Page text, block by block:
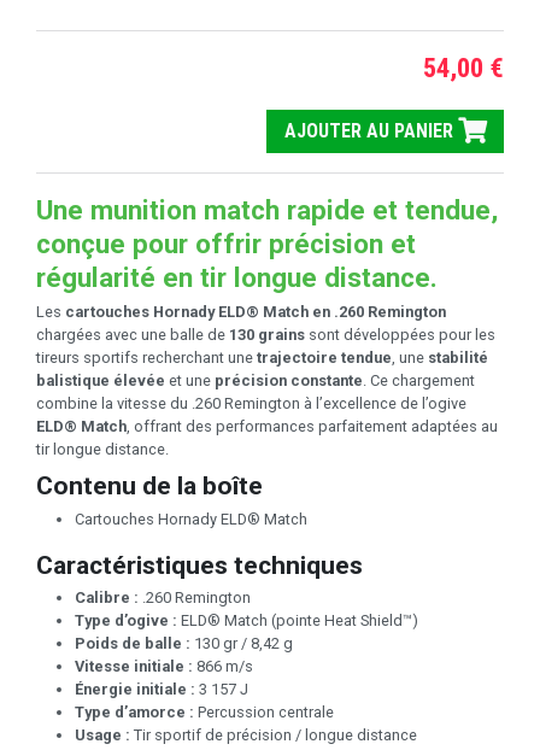
54,00 €
AJOUTER AU PANIER
Une munition match rapide et tendue,
conçue pour offrir précision et
régularité en tir longue distance.
Les cartouches Hornady ELD® Match en .260 Remington
chargées avec une balle de 130 grains sont développées pour les
tireurs sportifs recherchant une trajectoire tendue , une stabilité
balistique élevée et une précision constante . Ce chargement
combine la vitesse du .260 Remington à l’excellence de l’ogive
ELD® Match , offrant des performances parfaitement adaptées au
tir longue distance.
Contenu de la boîte
Cartouches Hornady ELD® Match
Caractéristiques techniques
Calibre : .260 Remington
Type d’ogive : ELD® Match (pointe Heat Shield™)
Poids de balle : 130 gr / 8,42 g
Vitesse initiale : 866 m/s
Énergie initiale : 3 157 J
Type d’amorce : Percussion centrale
Usage : Tir sportif de précision / longue distance